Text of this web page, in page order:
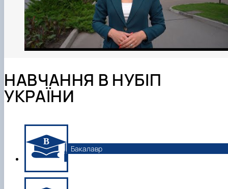
НАВЧАННЯ В НУБІП
УКРАЇНИ
Бакалавр